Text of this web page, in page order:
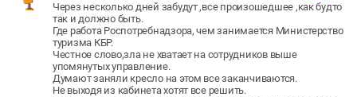
Через несколько дней забудут ,все произошедшее ,как будто
так и должно быть.
Где работа Роспотребнадзора, чем занимается Министерство
туризма КБР.
Честное слово,зла не хватает на сотрудников выше
упомянутых управление.
Думают заняли кресло на этом все заканчиваются.
Не выходя из кабинета хотят все решить.